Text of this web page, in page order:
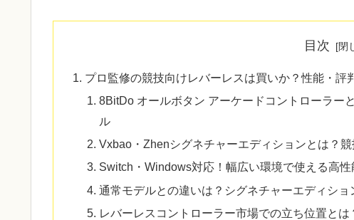
目次
プロ監修の競技向けレバーレスは買いか？性能・評
8BitDo オールボタン アーケードコントローラー
ル
Vxbao・Zhenシグネチャーエディションとは？
Switch・Windows対応！幅広い環境で使える高性
通常モデルとの違いは？シグネチャーエディショ
レバーレスコントローラー市場での立ち位置とは